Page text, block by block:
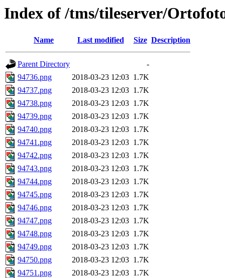
Index of /tms/tileserver/
Name Last modified Size Description
Parent Directory
-
94736.png
2018-03-23 12:03 1.7K
94737.png
2018-03-23 12:03 1.7K
94738.png
2018-03-23 12:03 1.7K
94739.png
2018-03-23 12:03 1.7K
94740.png
2018-03-23 12:03 1.7K
94741.png
2018-03-23 12:03 1.7K
94742.png
2018-03-23 12:03 1.7K
94743.png
2018-03-23 12:03 1.7K
94744.png
2018-03-23 12:03 1.7K
94745.png
2018-03-23 12:03 1.7K
94746.png
2018-03-23 12:03 1.7K
94747.png
2018-03-23 12:03 1.7K
94748.png
2018-03-23 12:03 1.7K
94749.png
2018-03-23 12:03 1.7K
94750.png
2018-03-23 12:03 1.7K
94751.png
2018-03-23 12:03 1.7K